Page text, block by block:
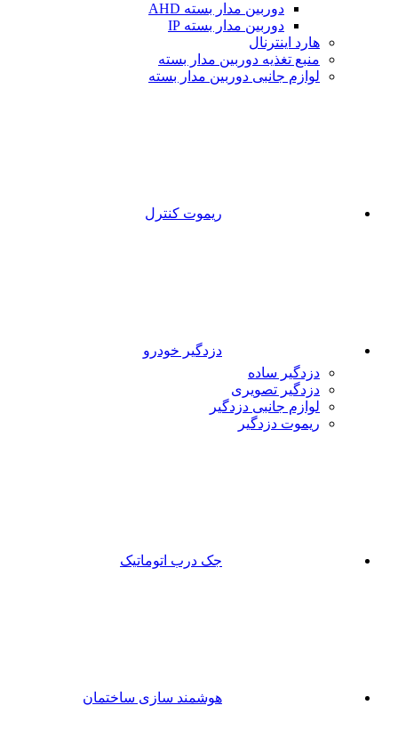
دوربین مدار بسته AHD
دوربین مدار بسته IP
هارد اینترنال
منبع تغذیه دوربین مدار بسته
لوازم جانبی دوربین مدار بسته
ریموت کنترل
دزدگیر خودرو
دزدگیر ساده
دزدگیر تصویری
لوازم جانبی دزدگیر
ریموت دزدگیر
جک درب اتوماتیک
هوشمند سازی ساختمان